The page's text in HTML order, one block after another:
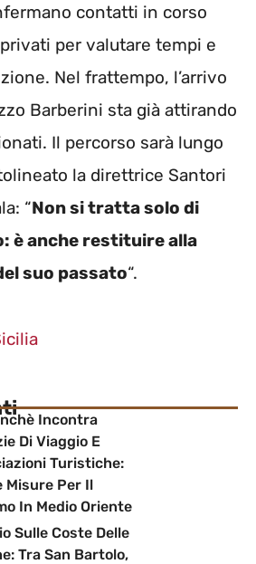
contatti in corso
per valutare tempi e
Nel frattempo, l’arrivo
Barberini sta già attirando
Il percorso sarà lungo
la direttrice Santori
“Non si tratta solo di
è anche restituire alla
suo passato“.
Incontra
Di Viaggio E
Turistiche:
Misure Per Il
In Medio Oriente
Sulle Coste Delle
Tra San Bartolo,